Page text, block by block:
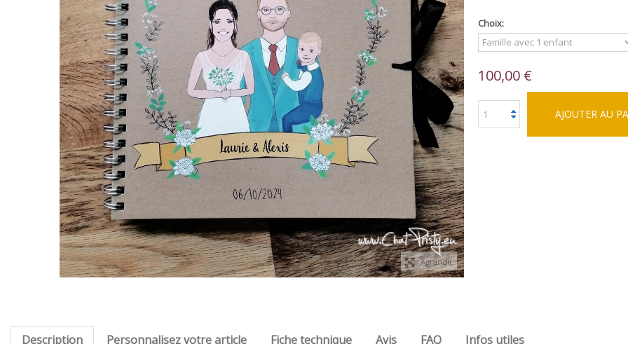
Agrandir
Choix:
100,00 €
AJOUTER AU
Description Personnalisez votre article Fiche technique Avis FAQ Infos utiles